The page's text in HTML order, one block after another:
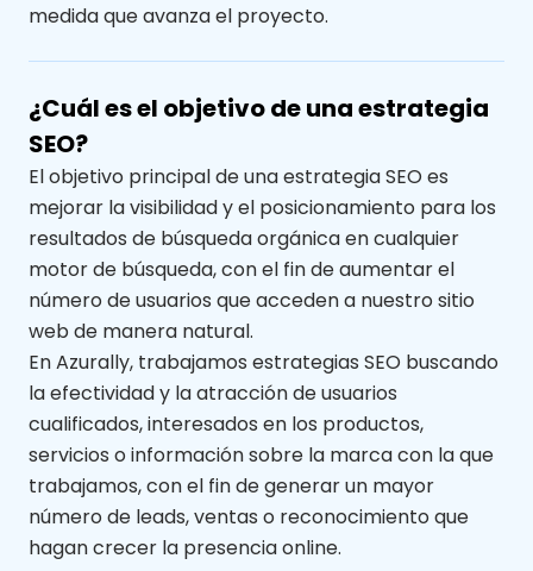
medida que avanza el proyecto.
¿Cuál es el objetivo de una estrategia
SEO?
El objetivo principal de una estrategia SEO es
mejorar la visibilidad y el posicionamiento para los
resultados de búsqueda orgánica en cualquier
motor de búsqueda, con el fin de aumentar el
número de usuarios que acceden a nuestro sitio
web de manera natural.
En Azurally, trabajamos estrategias SEO buscando
la efectividad y la atracción de usuarios
cualificados, interesados en los productos,
servicios o información sobre la marca con la que
trabajamos, con el fin de generar un mayor
número de leads, ventas o reconocimiento que
hagan crecer la presencia online.